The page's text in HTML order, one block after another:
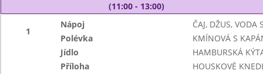
(11:00 - 13:00)
1
Nápoj
ČAJ, DŽUS, VODA
Polévka
KMÍNOVÁ S
Jídlo
HAMBURSKÁ
Příloha
HOUSKOVÉ